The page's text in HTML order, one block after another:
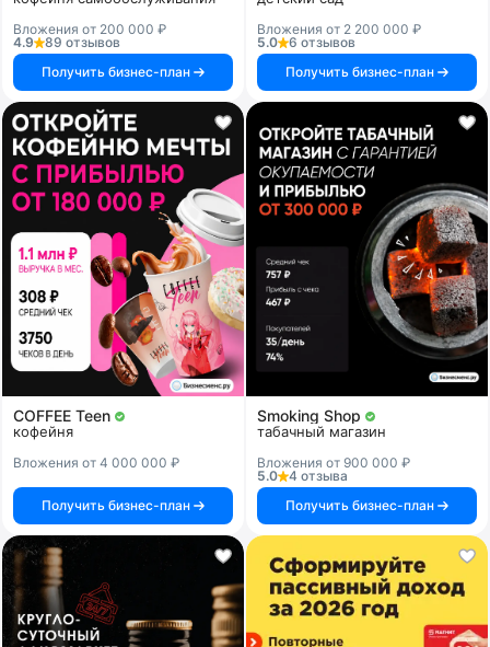
Вложения от 200 000 ₽
4.9
89 отзывов
Получить бизнес-план
Вложения от 2 200 000 ₽
5.0
6 отзывов
Получить бизнес-план
COFFEE Teen
кофейня
Вложения от 4 000 000 ₽
Получить бизнес-план
Smoking Shop
табачный магазин
Вложения от 900 000 ₽
5.0
4 отзыва
Получить бизнес-план